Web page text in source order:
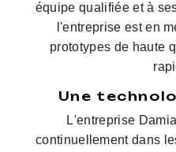
équipe qualifiée et à
l'entreprise est en
prototypes de haute
Une
L'entreprise
continuellement dans